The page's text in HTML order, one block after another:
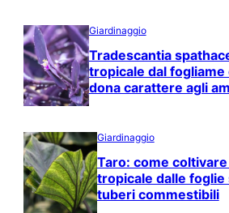
Giardinaggio
Tradescantia
tropicale dal fogliame
dona carattere agli
Giardinaggio
Taro: come
tropicale dalle
tuberi commestibili